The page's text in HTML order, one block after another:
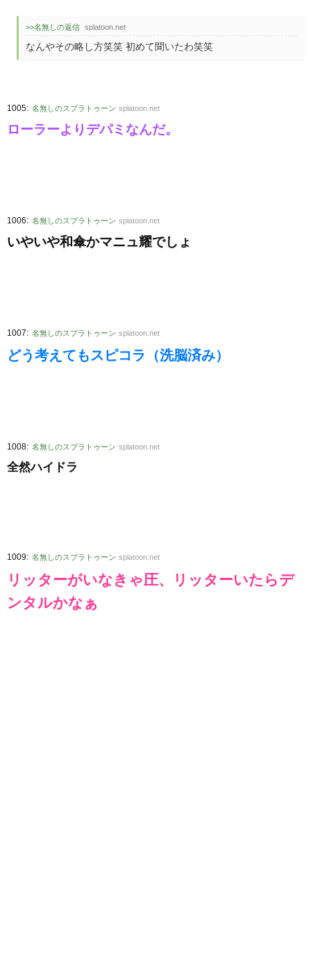
>>名無しの返信 splatoon.net
なんやその略し方笑笑 初めて聞いたわ笑笑
1005: 名無しのスプラトゥーン splatoon.net
ローラーよりデパミなんだ。
1006: 名無しのスプラトゥーン splatoon.net
いやいや和傘かマニュ耀でしょ
1007: 名無しのスプラトゥーン splatoon.net
どう考えてもスピコラ（洗脳済み）
1008: 名無しのスプラトゥーン splatoon.net
全然ハイドラ
1009: 名無しのスプラトゥーン splatoon.net
リッターがいなきゃ圧、リッターいたらデ
ンタルかなぁ